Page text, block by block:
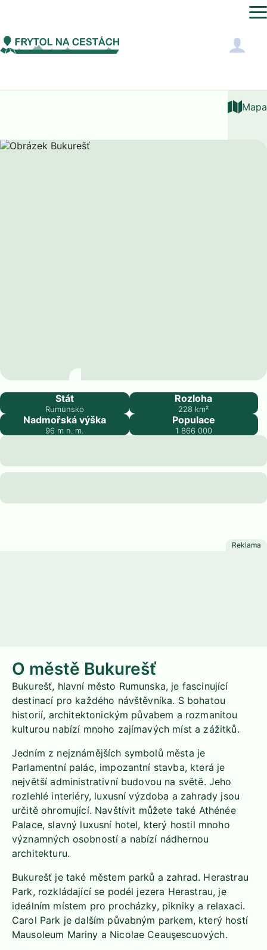
Evropa Rumunsko
Mapa
Bukurešť
Stát
Rumunsko
Rozloha
228 km²
Nadmořská výška
96 m n. m.
Populace
1 866 000
O městě Bukurešť
Bukurešť, hlavní město Rumunska, je fascinující
destinací pro každého návštěvníka. S bohatou
historií, architektonickým půvabem a rozmanitou
kulturou nabízí mnoho zajímavých míst a zážitků.
Jedním z nejznámějších symbolů města je
Parlamentní palác, impozantní stavba, která je
největší administrativní budovou na světě. Jeho
rozlehlé interiéry, luxusní výzdoba a zahrady jsou
určitě ohromující. Navštívit můžete také Athénée
Palace, slavný luxusní hotel, který hostil mnoho
významných osobností a nabízí nádhernou
architekturu.
Bukurešť je také městem parků a zahrad. Herastrau
Park, rozkládající se podél jezera Herastrau, je
ideálním místem pro procházky, pikniky a relaxaci.
Carol Park je dalším půvabným parkem, který hostí
Mausoleum Mariny a Nicolae Ceauşescuových.